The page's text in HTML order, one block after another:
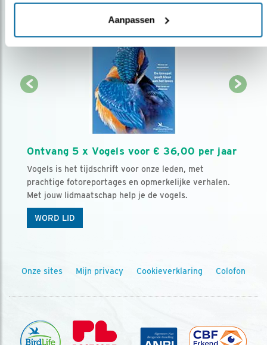
Aanpassen
Ontvang 5 x Vogels voor € 36,00 per jaar
Vogels is het tijdschrift voor onze leden, met
prachtige fotoreportages en opmerkelijke verhalen.
Met jouw lidmaatschap help je de vogels.
WORD LID
Onze sites Mijn privacy Cookieverklaring Colofon